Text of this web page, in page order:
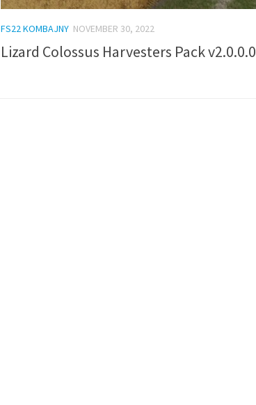
FS22 KOMBAJNY NOVEMBER 30, 2022
Lizard Colossus Harvesters Pack v2.0.0.0